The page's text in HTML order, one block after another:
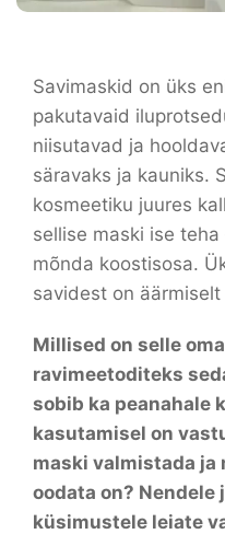
Savimaskid on üks
pakutavaid
niisutavad ja
säravaks ja kauniks.
kosmeetiku juures
sellise maski ise
mõnda koostisosa.
savidest on äärmiselt
Millised on selle
ravimeetoditeks
sobib ka peanahale
kasutamisel on
maski valmistada
oodata on?
küsimustele leiate